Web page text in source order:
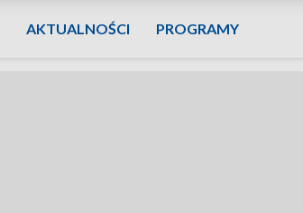
AKTUALNOŚCI PROGRAMY